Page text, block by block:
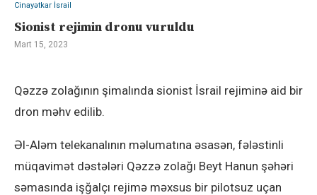
Cinayətkar İsrail
Sionist rejimin dronu vuruldu
Mart 15, 2023
Qəzzə zolağının şimalında sionist İsrail rejiminə aid bir
dron məhv edilib.
Əl-Aləm telekanalının məlumatına əsasən, fələstinli
müqavimət dəstələri Qəzzə zolağı Beyt Hanun şəhəri
səmasında işğalçı rejimə məxsus bir pilotsuz uçan